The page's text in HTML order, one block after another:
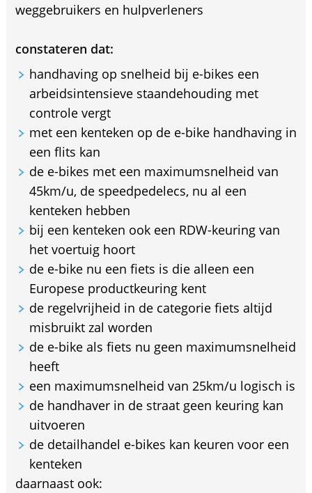
weggebruikers en hulpverleners
constateren dat:
handhaving op snelheid bij e-bikes een
arbeidsintensieve staandehouding met
controle vergt
met een kenteken op de e-bike handhaving in
een flits kan
de e-bikes met een maximumsnelheid van
45km/u, de speedpedelecs, nu al een
kenteken hebben
bij een kenteken ook een RDW-keuring van
het voertuig hoort
de e-bike nu een fiets is die alleen een
Europese productkeuring kent
de regelvrijheid in de categorie fiets altijd
misbruikt zal worden
de e-bike als fiets nu geen maximumsnelheid
heeft
een maximumsnelheid van 25km/u logisch is
de handhaver in de straat geen keuring kan
uitvoeren
de detailhandel e-bikes kan keuren voor een
kenteken
daarnaast ook: